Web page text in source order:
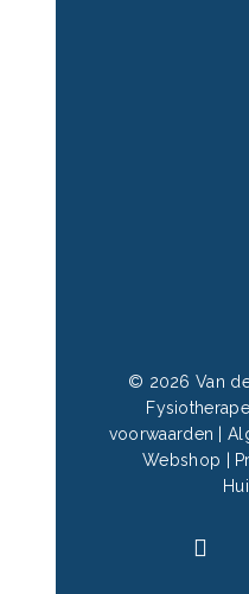
© 2026 Van
voorwaarden |
Webshop |